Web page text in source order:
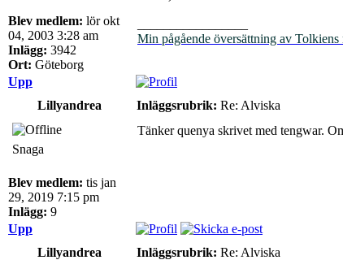
Blev medlem: lör okt
04, 2003 3:28 am
Inlägg: 3942
Ort: Göteborg
Min pågående översättning av Tolkiens
Upp
Lillyandrea
Inläggsrubrik: Re: Alviska
Snaga
Blev medlem: tis jan
29, 2019 7:15 pm
Inlägg: 9
Tänker quenya skrivet med tengwar.
Upp
Lillyandrea
Inläggsrubrik: Re: Alviska